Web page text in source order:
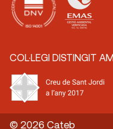
COL·LEGI DISTINGIT
© 2026 Cateb